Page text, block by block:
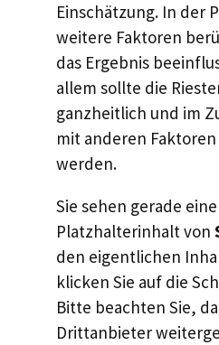
Einschätzung. In der
weitere Faktoren
das Ergebnis
allem sollte die
ganzheitlich und im
mit anderen
werden.
Sie sehen gerade
Platzhalterinhalt von
den eigentlichen
klicken Sie auf die
Bitte beachten Sie,
Drittanbieter